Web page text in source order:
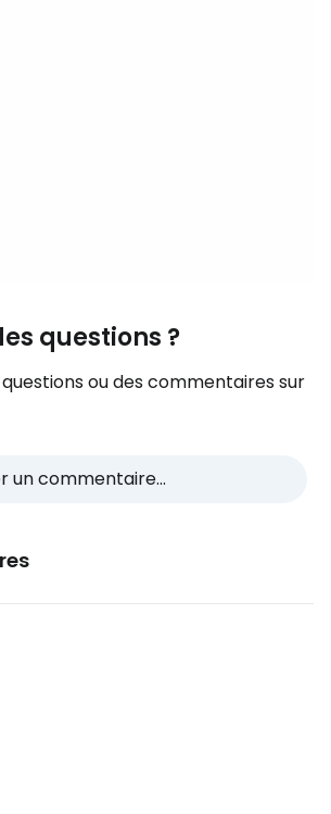
questions ?
questions ou des commentaires sur
un commentaire...